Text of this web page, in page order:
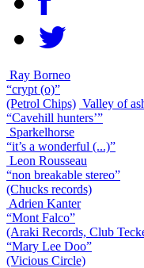
Ray Borneo
“crypt (o​)”
(Petrol Chips) Valley of
“Cavehill hunters’”
Sparkelhorse
“it’s a wonderful (...)”
Leon Rousseau
“non breakable stereo”
(Chucks records)
Adrien Kanter
“Mont Falco”
(Araki Records, Club
“Mary Lee Doo”
(Vicious Circle)